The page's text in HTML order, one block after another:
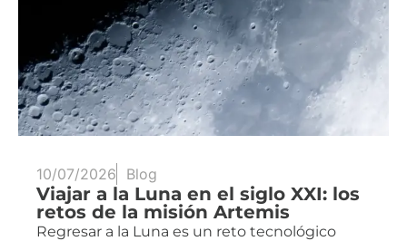
10/07/2026 Blog
Viajar a la Luna en el siglo XXI: los
retos de la misión Artemis
Regresar a la Luna es un reto tecnológico